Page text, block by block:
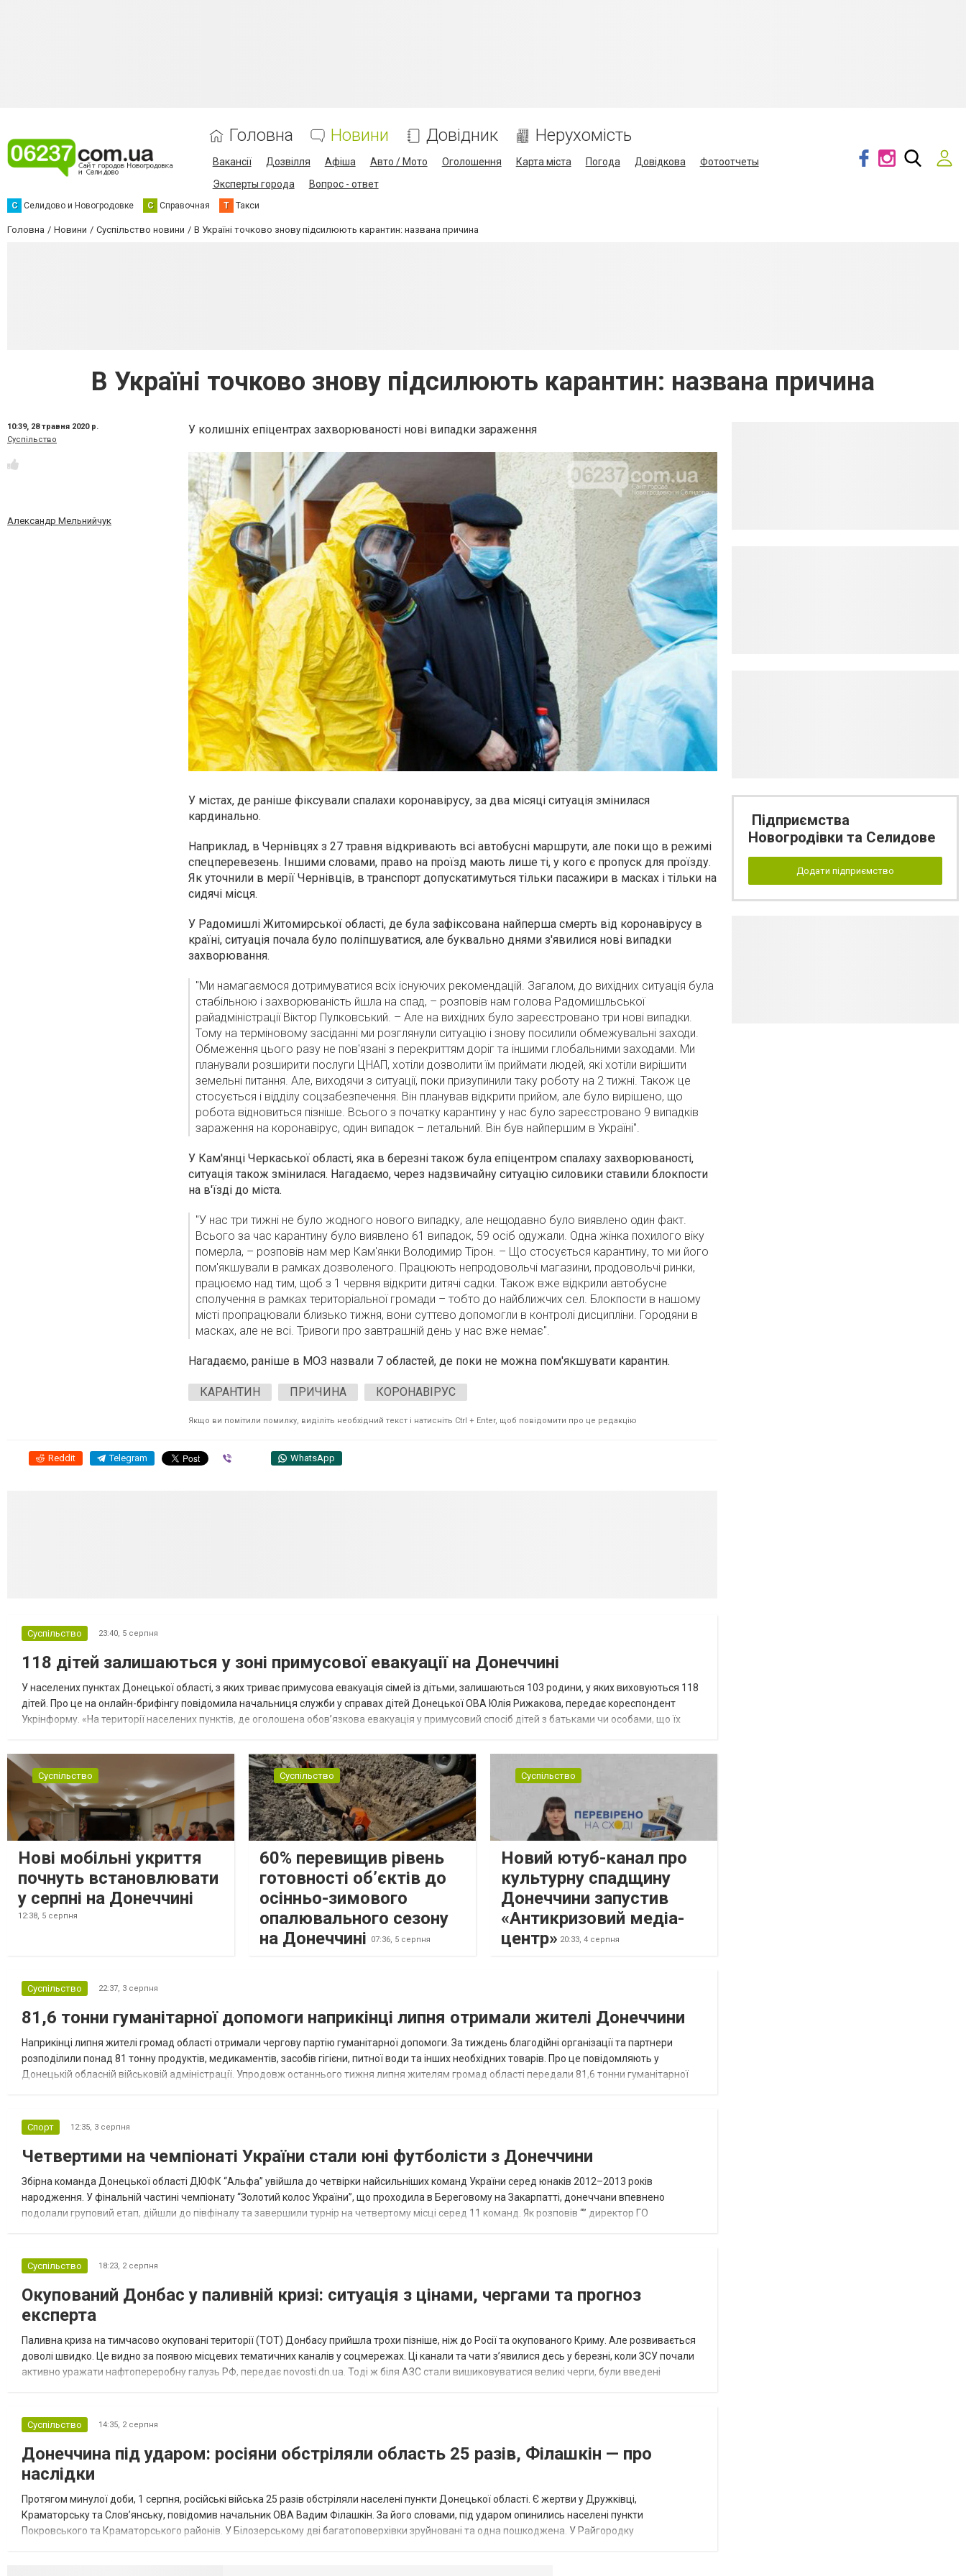
Головна Новини Довідник Нерухомість
Вакансії Дозвілля Афіша Авто / Мото Оголошення Карта міста Погода Довідкова
Фотоотчеты
Эксперты города
Вопрос - ответ
С Селидово и Новогродовке С Справочная Т Такси
Головна Новини Суспільство новини В Україні точково знову підсилюють карантин: названа причина
В Україні точково знову підсилюють карантин: названа причина
10:39, 28 травня 2020 р.
Суспільство
Александр Мельнийчук
У колишніх епіцентрах захворюваності нові випадки зараження
У містах, де раніше фіксували спалахи коронавірусу, за два місяці ситуація змінилася
кардинально.
Наприклад, в Чернівцях з 27 травня відкривають всі автобусні маршрути, але поки що в режимі
спецперевезень. Іншими словами, право на проїзд мають лише ті, у кого є пропуск для проїзду.
Як уточнили в мерії Чернівців, в транспорт допускатимуться тільки пасажири в масках і тільки на
сидячі місця.
У Радомишлі Житомирської області, де була зафіксована найперша смерть від коронавірусу в
країні, ситуація почала було поліпшуватися, але буквально днями з'явилися нові випадки
захворювання.
"Ми намагаємося дотримуватися всіх існуючих рекомендацій. Загалом, до вихідних ситуація була
стабільною і захворюваність йшла на спад, – розповів нам голова Радомишльської
райадміністрації Віктор Пулковський. – Але на вихідних було зареєстровано три нові випадки.
Тому на терміновому засіданні ми розглянули ситуацію і знову посилили обмежувальні заходи.
Обмеження цього разу не пов'язані з перекриттям доріг та іншими глобальними заходами. Ми
планували розширити послуги ЦНАП, хотіли дозволити їм приймати людей, які хотіли вирішити
земельні питання. Але, виходячи з ситуації, поки призупинили таку роботу на 2 тижні. Також це
стосується і відділу соцзабезпечення. Він планував відкрити прийом, але було вирішено, що
робота відновиться пізніше. Всього з початку карантину у нас було зареєстровано 9 випадків
зараження на коронавірус, один випадок – летальний. Він був найпершим в Україні".
У Кам'янці Черкаської області, яка в березні також була епіцентром спалаху захворюваності,
ситуація також змінилася. Нагадаємо, через надзвичайну ситуацію силовики ставили блокпости
на в'їзді до міста.
"У нас три тижні не було жодного нового випадку, але нещодавно було виявлено один факт.
Всього за час карантину було виявлено 61 випадок, 59 осіб одужали. Одна жінка похилого віку
померла, – розповів нам мер Кам'янки Володимир Тірон. – Що стосується карантину, то ми його
пом'якшували в рамках дозволеного. Працюють непродовольчі магазини, продовольчі ринки,
працюємо над тим, щоб з 1 червня відкрити дитячі садки. Також вже відкрили автобусне
сполучення в рамках територіальної громади – тобто до найближчих сел. Блокпости в нашому
місті пропрацювали близько тижня, вони суттєво допомогли в контролі дисципліни. Городяни в
масках, але не всі. Тривоги про завтрашній день у нас вже немає".
Нагадаємо, раніше в МОЗ назвали 7 областей, де поки не можна пом'якшувати карантин.
КАРАНТИН ПРИЧИНА КОРОНАВІРУС
Якщо ви помітили помилку, виділіть необхідний текст і натисніть Ctrl + Enter, щоб повідомити про це редакцію
Reddit Telegram WhatsApp
Суспільство 23:40, 5 серпня
118 дітей залишаються у зоні примусової евакуації на Донеччині
У населених пунктах Донецької області, з яких триває примусова евакуація сімей із дітьми, залишаються 103 родини, у яких виховуються 118
дітей. Про це на онлайн-брифінгу повідомила начальниця служби у справах дітей Донецької ОВА Юлія Рижакова, передає кореспондент
Укрінформу. «На території населених пунктів, де оголошена обов’язкова евакуація у примусовий спосіб дітей з батьками чи особами, що їх
Суспільство
Нові мобільні укриття
почнуть встановлювати
у серпні на Донеччині
12:38, 5 серпня
Суспільство
60% перевищив рівень
готовності об’єктів до
осінньо-зимового
опалювального сезону
на Донеччині
07:36, 5 серпня
Суспільство
Новий ютуб-канал про
культурну спадщину
Донеччини запустив
«Антикризовий медіа-
центр» 20:33, 4 серпня
Суспільство 22:37, 3 серпня
81,6 тонни гуманітарної допомоги наприкінці липня отримали жителі Донеччини
Наприкінці липня жителі громад області отримали чергову партію гуманітарної допомоги. За тиждень благодійні організації та партнери
розподілили понад 81 тонну продуктів, медикаментів, засобів гігієни, питної води та інших необхідних товарів. Про це повідомляють у
Донецькій обласній військовій адміністрації. Упродовж останнього тижня липня жителям громад області передали 81,6 тонни гуманітарної
Спорт 12:35, 3 серпня
Четвертими на чемпіонаті України стали юні футболісти з Донеччини
Збірна команда Донецької області ДЮФК “Альфа” увійшла до четвірки найсильніших команд України серед юнаків 2012–2013 років
народження. У фінальній частині чемпіонату “Золотий колос України”, що проходила в Береговому на Закарпатті, донеччани впевнено
подолали груповий етап, дійшли до півфіналу та завершили турнір на четвертому місці серед 11 команд. Як розповів “” директор ГО
Суспільство 18:23, 2 серпня
Окупований Донбас у паливній кризі: ситуація з цінами, чергами та прогноз
експерта
Паливна криза на тимчасово окуповані території (ТОТ) Донбасу прийшла трохи пізніше, ніж до Росії та окупованого Криму. Але розвивається
доволі швидко. Це видно за появою місцевих тематичних каналів у соцмережах. Ці канали та чати з’явилися десь у березні, коли ЗСУ почали
активно уражати нафтопереробну галузь РФ, передає novosti.dn.ua. Тоді ж біля АЗС стали вишиковуватися великі черги, були введені
Суспільство 14:35, 2 серпня
Донеччина під ударом: росіяни обстріляли область 25 разів, Філашкін — про
наслідки
Протягом минулої доби, 1 серпня, російські війська 25 разів обстріляли населені пункти Донецької області. Є жертви у Дружківці,
Краматорську та Слов’янську, повідомив начальник ОВА Вадим Філашкін. За його словами, під ударом опинились населені пункти
Покровського та Краматорського районів. У Білозерському дві багатоповерхівки зруйновані та одна пошкоджена. У Райгородку
Підприємства
Новогродівки та Селидове
Додати підприємство